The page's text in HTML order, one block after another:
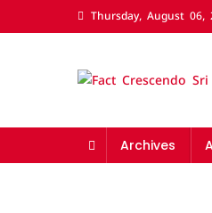
to
Thursday, August 06,
Archives